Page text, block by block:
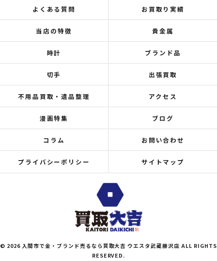
よくある質問 お買取り実績
当店の特徴 貴金属
時計 ブランド品
切手 出張買取
不用品買取・遺品整理 アクセス
漫画特集 ブログ
コラム お問い合わせ
プライバシーポリシー サイトマップ
© 2026 入間市で金・ブランド売るなら買取大吉 ウエスタ武蔵藤沢店 ALL RIGHTS
RESERVED.